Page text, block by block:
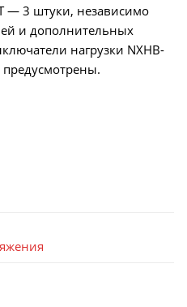
— 3 штуки, независимо
и дополнительных
нагрузки NXHB-
предусмотрены.